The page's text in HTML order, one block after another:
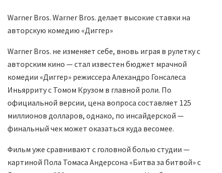
Warner Bros. Warner Bros. делает высокие ставки на
авторскую комедию «Диггер»
Warner Bros. не изменяет себе, вновь играя в рулетку с
авторским кино — стал известен бюджет мрачной
комедии «Диггер» режиссера Алехандро Гонсалеса
Иньярриту с Томом Крузом в главной роли. По
официальной версии, цена вопроса составляет 125
миллионов долларов, однако, по инсайдерской —
финальный чек может оказаться куда весомее.
Фильм уже сравнивают с головной болью студии —
картиной Пола Томаса Андерсона «Битва за битвой» с